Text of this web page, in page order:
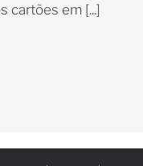
cartões em [...]